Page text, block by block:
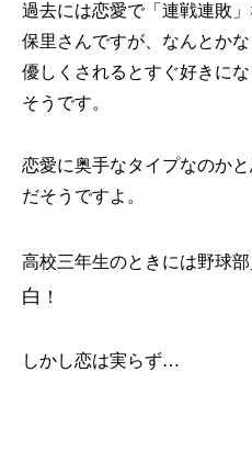
過去には恋愛で「連戦連敗
保里さんですが、なんとか
優しくされるとすぐ好きに
そうです。
恋愛に奥手なタイプなのか
だそうですよ。
高校三年生のときには野球
白 ！
しかし恋は実らず…